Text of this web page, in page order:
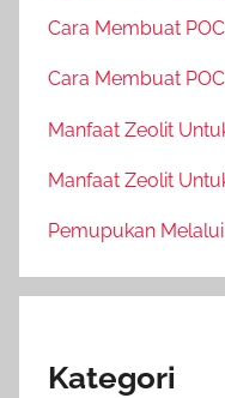
Cara Membuat
Cara Membuat
Manfaat Zeolit
Manfaat Zeolit
Pemupukan
Kategori